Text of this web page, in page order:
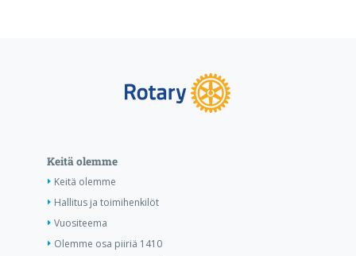
Keitä olemme
Keitä olemme
Hallitus ja toimihenkilöt
Vuositeema
Olemme osa piiriä 1410